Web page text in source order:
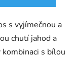
s vyjímečnou a
chutí jahod a
s bílou